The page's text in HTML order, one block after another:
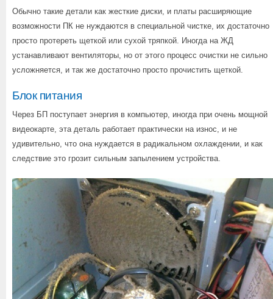
Обычно такие детали как жесткие диски, и платы расширяющие
возможности ПК не нуждаются в специальной чистке, их достаточно
просто протереть щеткой или сухой тряпкой. Иногда на ЖД
устанавливают вентиляторы, но от этого процесс очистки не сильно
усложняется, и так же достаточно просто прочистить щеткой.
Блок питания
Через БП поступает энергия в компьютер, иногда при очень мощной
видеокарте, эта деталь работает практически на износ, и не
удивительно, что она нуждается в радикальном охлаждении, и как
следствие это грозит сильным запылением устройства.